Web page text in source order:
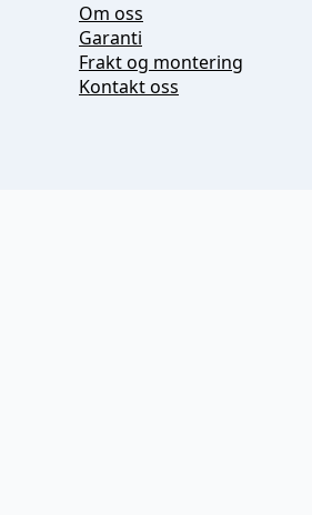
Om oss
Garanti
Frakt og montering
Kontakt oss